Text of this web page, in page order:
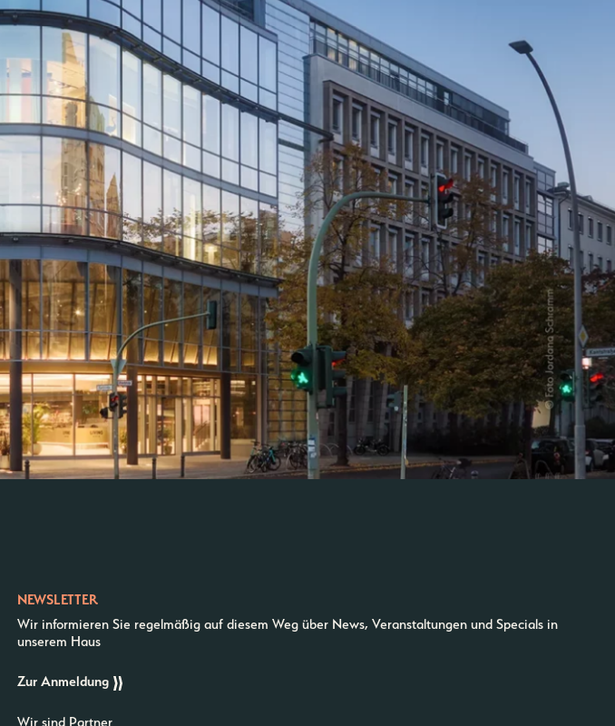
Newsletter
Kantstr. 17
–
10623 Berlin
NEWSLETTER
Wir informieren Sie regelmäßig auf diesem Weg über News, Veranstaltungen und Specials in
unserem Haus
Zur Anmeldung
Wir sind Partner